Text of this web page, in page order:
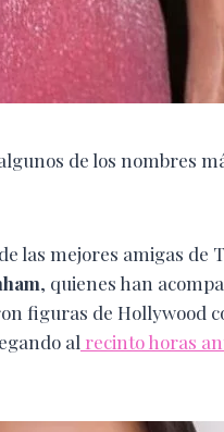
de los nombres
las mejores amigas de
, quienes han
figuras de Hollywood
al recinto horas